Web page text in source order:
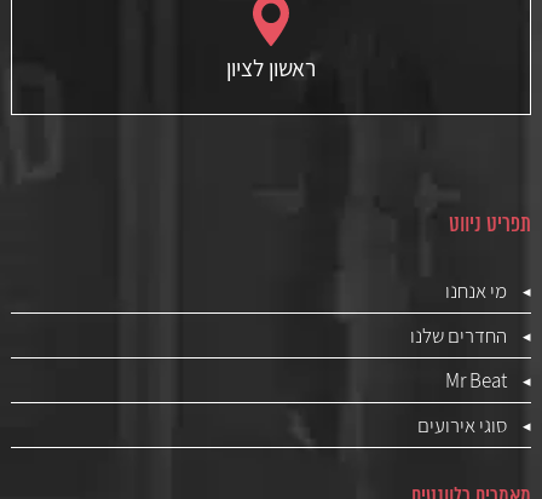
ראשון לציון
תפריט ניווט
מי אנחנו
החדרים שלנו
Mr Beat
סוגי אירועים